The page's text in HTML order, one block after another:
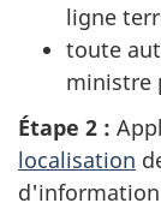
ligne
toute
ministre
Étape 2 :
localisation